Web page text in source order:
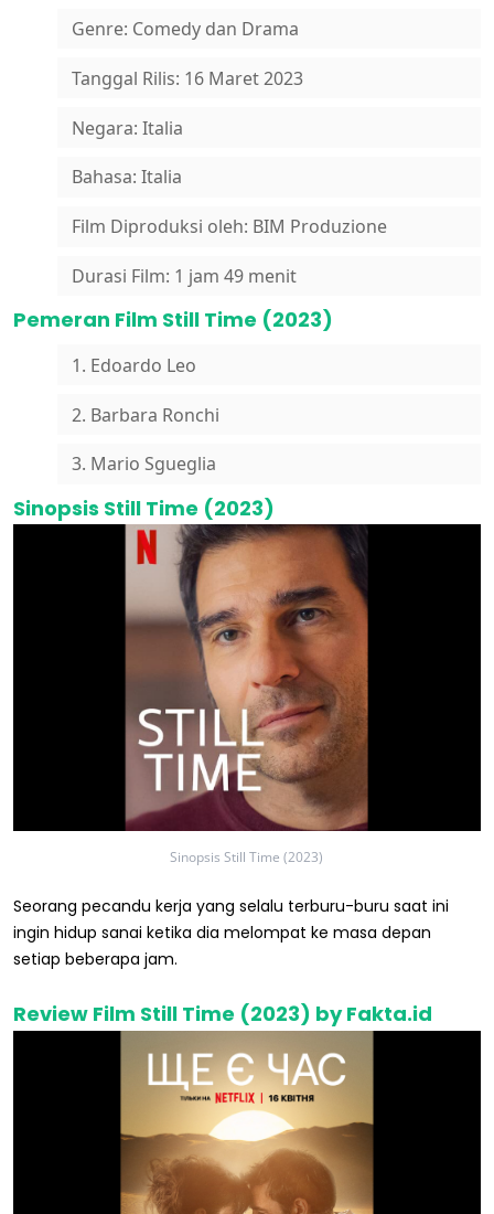
Genre: Comedy dan Drama
Tanggal Rilis: 16 Maret 2023
Negara: Italia
Bahasa: Italia
Film Diproduksi oleh: BIM Produzione
Durasi Film: 1 jam 49 menit
Pemeran Film Still Time (2023)
1. Edoardo Leo
2. Barbara Ronchi
3. Mario Sgueglia
Sinopsis Still Time (2023)
Sinopsis Still Time (2023)
Seorang pecandu kerja yang selalu terburu-buru saat ini
ingin hidup sanai ketika dia melompat ke masa depan
setiap beberapa jam.
Review Film Still Time (2023) by Fakta.id